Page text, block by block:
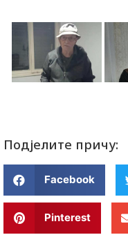
Подјелите причу:
Facebook
Pinterest